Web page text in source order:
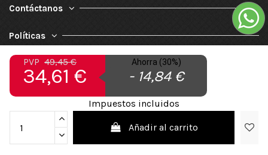
PVP 49,45 €
34,61 €
Ahorra (30%)
- 14,84 €
Impuestos incluidos
Añadir al carrito
Contáctanos
Políticas
Nuestra Empresa